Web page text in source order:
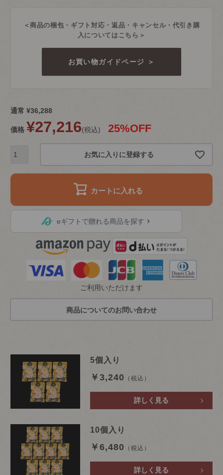
＜商品の梱包・ギフト対応・返品・キャンセル・代引き購
入についてはこちら＞
お買い物ガイドページ ＞
通常 ¥36,288
価格 ¥27,216 税込 25%OFF
お気に入りに登録する
カートに入れる
eギフトで贈れる商品を探す
ご利用いただけます
5個入り
￥3,240 （税込）
詳しく見る
10個入り
￥6,480 （税込）
詳しく見る